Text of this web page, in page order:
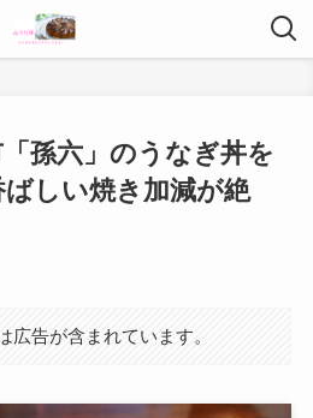
孫六」のうなぎ丼を
しい焼き加減が絶
広告が含まれています。